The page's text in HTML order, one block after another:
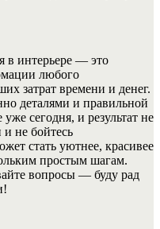
в интерьере — это
любого
затрат времени и денег.
деталями и правильной
сегодня, и результат не
и не бойтесь
стать уютнее, красивее
простым шагам.
вопросы — буду рад